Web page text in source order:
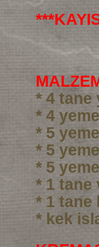
* 4 tane
* 4
* 5
* 5
* 5
* 1 tane
* 1 tane
* kek